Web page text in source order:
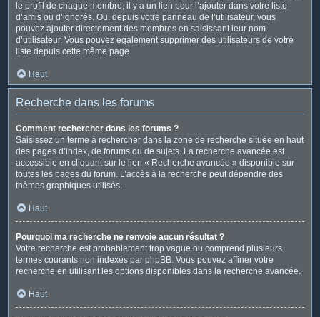
le profil de chaque membre, il y a un lien pour l’ajouter dans votre liste
d’amis ou d’ignorés. Ou, depuis votre panneau de l’utilisateur, vous
pouvez ajouter directement des membres en saisissant leur nom
d’utilisateur. Vous pouvez également supprimer des utilisateurs de votre
liste depuis cette même page.
Haut
Recherche dans les forums
Comment rechercher dans les forums ?
Saisissez un terme à rechercher dans la zone de recherche située en haut
des pages d’index, de forums ou de sujets. La recherche avancée est
accessible en cliquant sur le lien « Recherche avancée » disponible sur
toutes les pages du forum. L’accès à la recherche peut dépendre des
thèmes graphiques utilisés.
Haut
Pourquoi ma recherche ne renvoie aucun résultat ?
Votre recherche est probablement trop vague ou comprend plusieurs
termes courants non indexés par phpBB. Vous pouvez affiner votre
recherche en utilisant les options disponibles dans la recherche avancée.
Haut